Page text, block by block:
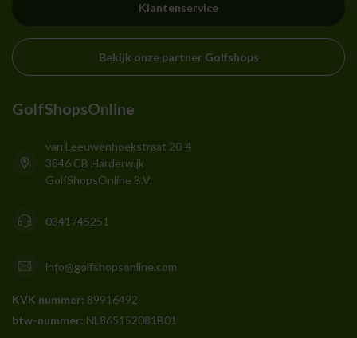
Klantenservice
Bekijk onze partner Golfshops
GolfShopsOnline
van Leeuwenhoekstraat 20-4
3846 CB Harderwijk
GolfShopsOnline B.V.
0341745251
info@golfshopsonline.com
KVK nummer: 89916492
btw-nummer: NL865152081B01